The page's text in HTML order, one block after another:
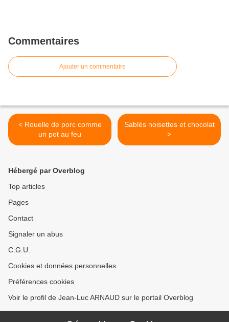
Commentaires
Ajouter un commentaire
< Rouelle de porc comme
un pot au feu
Sablés noisettes et chocolat
>
Hébergé par Overblog
Top articles
Pages
Contact
Signaler un abus
C.G.U.
Cookies et données personnelles
Préférences cookies
Voir le profil de Jean-Luc ARNAUD sur le portail Overblog